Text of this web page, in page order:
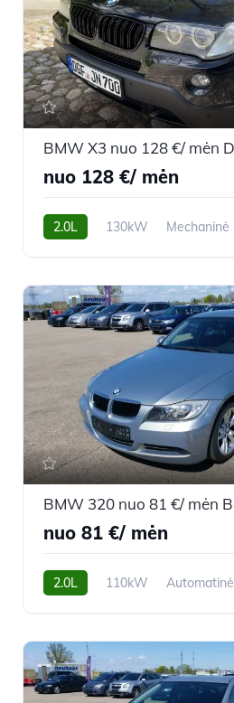
nuo 128 €/ mėn
2.0L 130kW Mechaninė
nuo 81 €/ mėn
2.0L 110kW Automatinė